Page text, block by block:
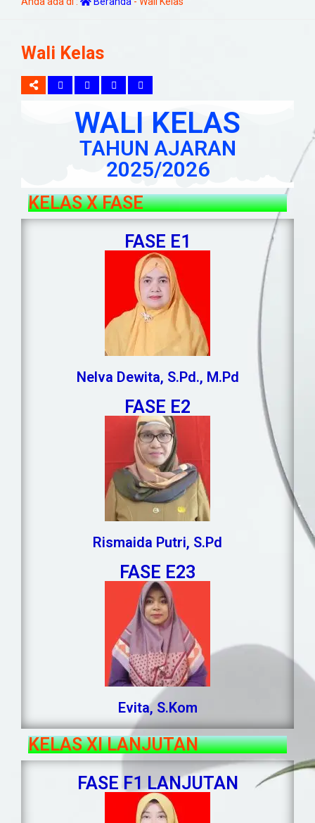
Wali Kelas
WALI KELAS
TAHUN AJARAN
2025/2026
KELAS X FASE
FASE E1
Nelva Dewita, S.Pd., M.Pd
FASE E2
Rismaida Putri, S.Pd
FASE E23
Evita, S.Kom
KELAS XI LANJUTAN
FASE F1 LANJUTAN